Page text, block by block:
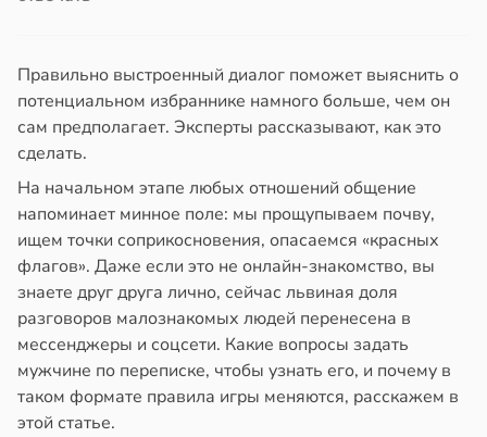
Правильно выстроенный диалог поможет выяснить о
потенциальном избраннике намного больше, чем он
сам предполагает. Эксперты рассказывают, как это
сделать.
На начальном этапе любых отношений общение
напоминает минное поле: мы прощупываем почву,
ищем точки соприкосновения, опасаемся «красных
флагов». Даже если это не онлайн-знакомство, вы
знаете друг друга лично, сейчас львиная доля
разговоров малознакомых людей перенесена в
мессенджеры и соцсети. Какие вопросы задать
мужчине по переписке, чтобы узнать его, и почему в
таком формате правила игры меняются, расскажем в
этой статье.